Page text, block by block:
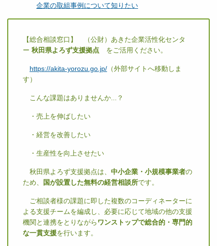
企業の取組事例について知りたい
【総合相談窓口】 （公財）あきた企業活性化センタ
ー 秋田県よろず支援拠点 をご活用ください。
https://akita-yorozu.go.jp/ （外部サイトへ移動しま
す）
こんな課題はありませんか...？
・売上を伸ばしたい
・経営を改善したい
・生産性を向上させたい
秋田県よろず支援拠点は、 中小企業・小規模事業者の
ため、
国が設置した無料の経営相談所です。
ご相談者様の課題に即した複数のコーディネーターに
よる支援チームを編成し、必要に応じて地域の他の支援
機関と連携をとりながらワンストップで総合的・専門的
な一貫支援を行います。